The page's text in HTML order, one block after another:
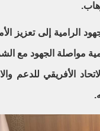
الرامية إلى تعزيز
مواصلة الجهود مع
الأفريقي للدعم